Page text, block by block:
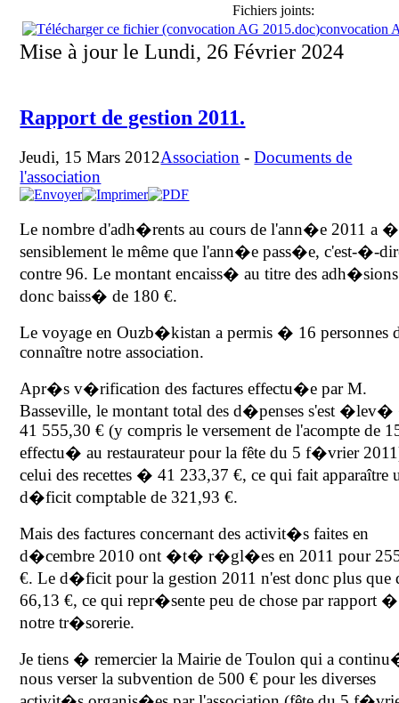
Fichiers joints:
convocation
Mise à jour le Lundi, 26 Février 2024
Rapport de gestion 2011.
Jeudi, 15 Mars 2012Association -Documents de
l'association
Le nombre d'adh�rents au cours de l'ann�e 2011 a
sensiblement le même que l'ann�e pass�e, c'est-�-
contre 96. Le montant encaiss� au titre des
donc baiss� de 180 €.
Le voyage en Ouzb�kistan a permis � 16 personnes
connaître notre association.
Apr�s v�rification des factures effectu�e par M.
Basseville, le montant total des d�penses s'est
41 555,30 € (y compris le versement de l'acompte de
effectu� au restaurateur pour la fête du 5 f�vrier
celui des recettes � 41 233,37 €, ce qui fait apparaître
d�ficit comptable de 321,93 €.
Mais des factures concernant des activit�s faites en
d�cembre 2010 ont �t� r�gl�es en 2011 pour
€. Le d�ficit pour la gestion 2011 n'est donc plus que
66,13 €, ce qui repr�sente peu de chose par rapport �
notre tr�sorerie.
Je tiens � remercier la Mairie de Toulon qui a
nous verser la subvention de 500 € pour les diverses